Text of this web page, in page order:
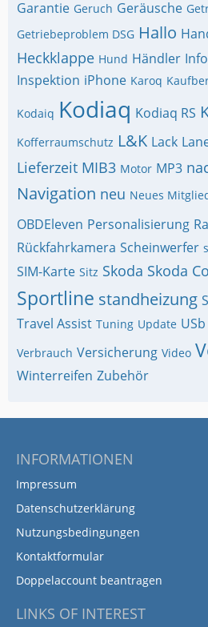
Garantie Geruch Geräusche
Getriebeproblem DSG Hallo
Heckklappe Hund Händler
Inspektion iPhone Karoq
Kodaiq Kodiaq Kodiaq RS
Kofferraumschutz L&K Lack
Lieferzeit MIB3 Motor MP3
Navigation neu Neues
OBDEleven Personalisierung
Rückfahrkamera Scheinwerfer
SIM-Karte Sitz Skoda Skoda
Sportline standheizung
Travel Assist Tuning Update USb
Verbrauch Versicherung Video
Winterreifen Zubehör
INFORMATIONEN
Impressum
Datenschutzerklärung
Nutzungsbedingungen
Kontaktformular
Doppelaccount beantragen
LINKS OF INTEREST